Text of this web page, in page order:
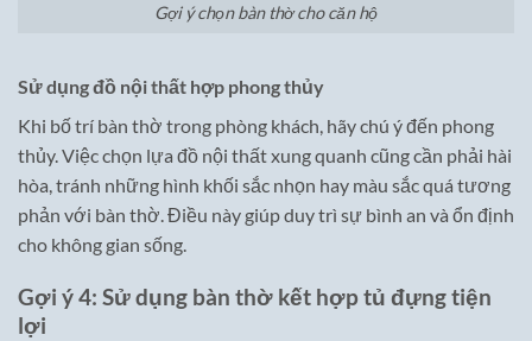
Gợi ý chọn bàn thờ cho căn hộ
Sử dụng đồ nội thất hợp phong thủy
Khi bố trí bàn thờ trong phòng khách, hãy chú ý đến phong
thủy. Việc chọn lựa đồ nội thất xung quanh cũng cần phải hài
hòa, tránh những hình khối sắc nhọn hay màu sắc quá tương
phản với bàn thờ. Điều này giúp duy trì sự bình an và ổn định
cho không gian sống.
Gợi ý 4: Sử dụng bàn thờ kết hợp tủ đựng tiện
lợi